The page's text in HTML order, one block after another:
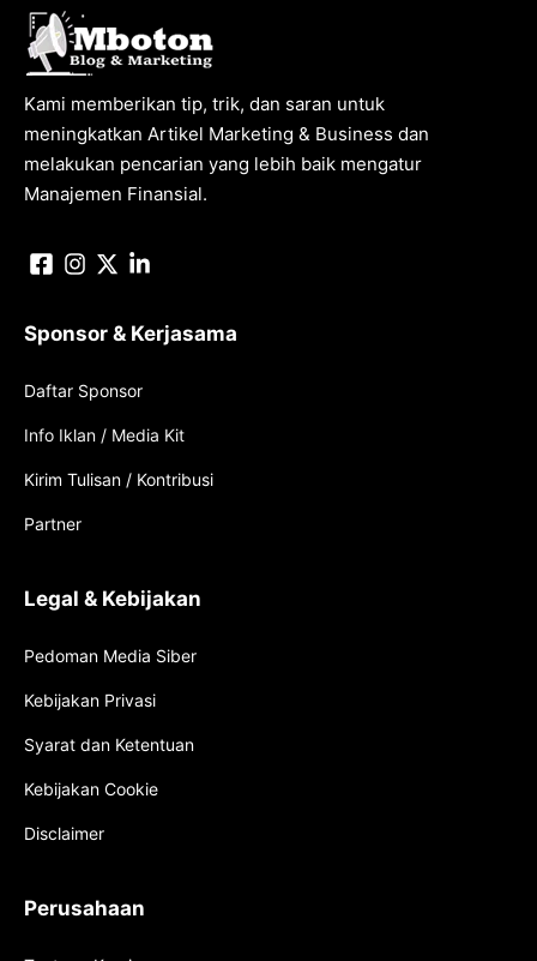
Kami memberikan tip, trik, dan saran untuk
meningkatkan Artikel Marketing & Business dan
melakukan pencarian yang lebih baik mengatur
Manajemen Finansial.
Sponsor & Kerjasama
Daftar Sponsor
Info Iklan / Media Kit
Kirim Tulisan / Kontribusi
Partner
Legal & Kebijakan
Pedoman Media Siber
Kebijakan Privasi
Syarat dan Ketentuan
Kebijakan Cookie
Disclaimer
Perusahaan